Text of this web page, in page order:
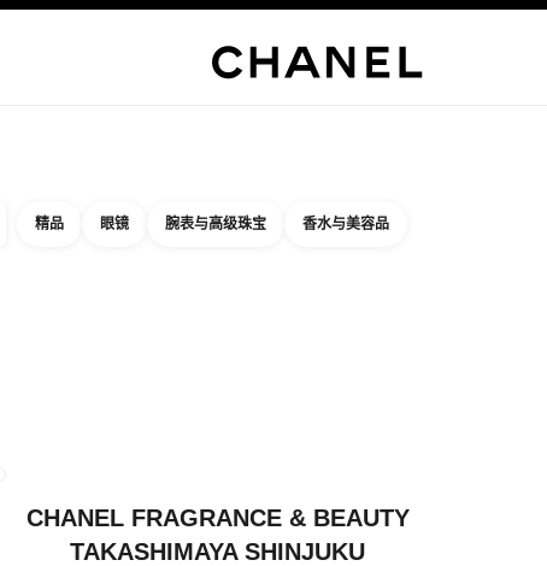
CHANEL FRAGRANCE & BEAUTY
TAKASHIMAYA SHINJUKU
筛选条件
筛选结果依据：
精品 眼镜 腕表与高级珠宝 香水与美容品